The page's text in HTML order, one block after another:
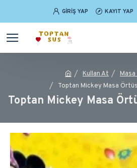
GIRIŞ YAP KAYIT YAP
Kullan At
Toptan Mickey Masa
Toptan Mickey Masa